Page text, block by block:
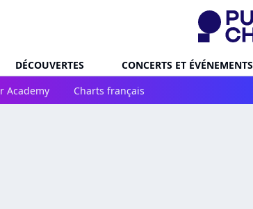
DÉCOUVERTES CONCERTS ET ÉVÉNEMENTS
Academy Charts français